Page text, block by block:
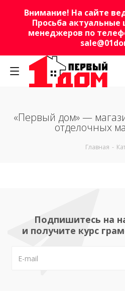
Внимание! На сайте
Просьба актуальные
менеджеров по
«Первый дом» —
отделочных
Главная -
Подпишитесь на
и получите курс